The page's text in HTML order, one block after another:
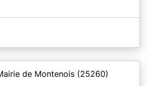
de Montenois (25260)